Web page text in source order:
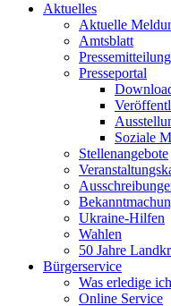
Aktuelles
Aktuelle
Amtsblatt
Presseportal
Soziale
Stellenangebote
Ukraine-Hilfen
Wahlen
50 Jahre
Bürgerservice
Was erledige
Online Service